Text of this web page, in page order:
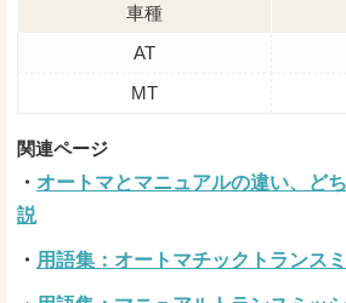
車種
AT
MT
オートマとマニュアルの違い、ど
説
用語集：オートマチックトランス